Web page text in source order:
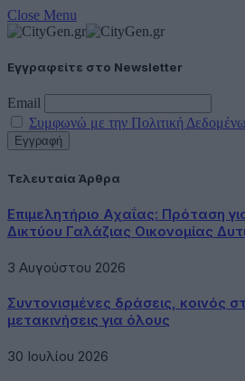
Close Menu
Εγγραφείτε στο Newsletter
Email
Συμφωνώ με την Πολιτική
Τελευταία Άρθρα
Επιμελητήριο Αχαΐας: Πρόταση
Δικτύου Γαλάζιας Οικονομίας
3 Αυγούστου 2026
Συντονισμένες δράσεις, κοινός
μετακινήσεις για όλους
30 Ιουλίου 2026